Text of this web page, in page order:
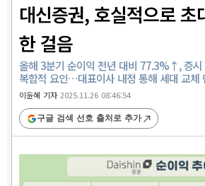
대신증권, 호실적으로 초
한 걸음
올해 3분기 순이익 전년 대비 77.3%↑, 증시
복합적 요인…대표이사 내정 통해 세대 교체
이윤혜 기자2025.11.26 08:46:54
구글 검색 선호 출처로 추가